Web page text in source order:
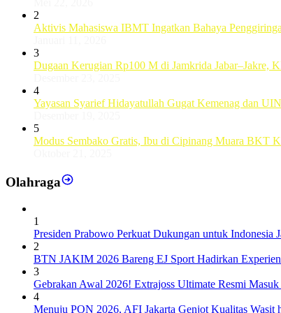
2
Aktivis Mahasiswa IBMT Ingatkan Bahaya
3
Dugaan Kerugian Rp100 M di Jamkrida Jabar–Jakre,
4
Yayasan Syarief Hidayatullah Gugat Kemenag dan
5
Modus Sembako Gratis, Ibu di Cipinang Muara BKT
Olahraga
1
Presiden Prabowo Perkuat Dukungan untuk
2
BTN JAKIM 2026 Bareng EJ Sport Hadirkan
3
Gebrakan Awal 2026! Extrajoss Ultimate Resmi
4
Menuju PON 2026, AFI Jakarta Genjot Kualitas Wasit